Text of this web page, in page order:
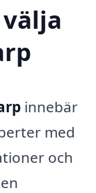
innebär
med
och